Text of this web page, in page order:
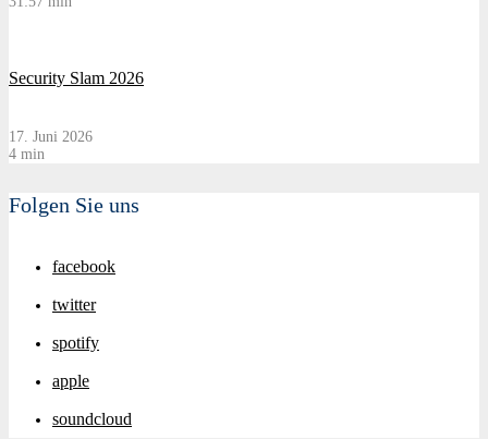
Security Slam 2026
17. Juni 2026
4 min
Folgen Sie uns
facebook
twitter
spotify
apple
soundcloud